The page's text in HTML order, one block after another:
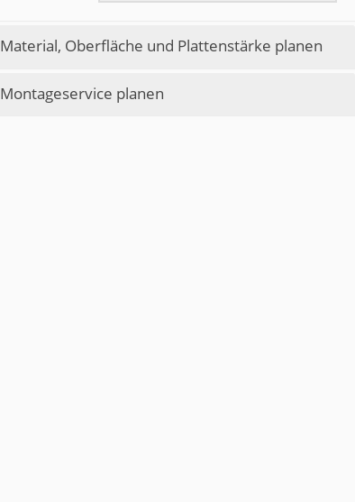
Material, Oberfläche und Plattenstärke planen
Montageservice planen